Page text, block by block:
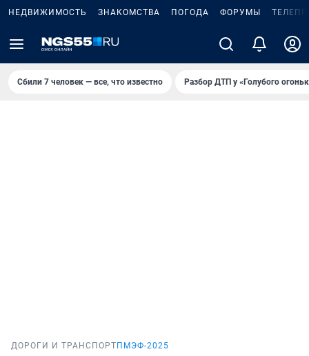
НЕДВИЖИМОСТЬ ЗНАКОМСТВА ПОГОДА ФОРУМЫ
Сбили 7 человек — все, что известно Разбор ДТП у «Голубого
ДОРОГИ И ТРАНСПОРТ ПМЭФ-2025